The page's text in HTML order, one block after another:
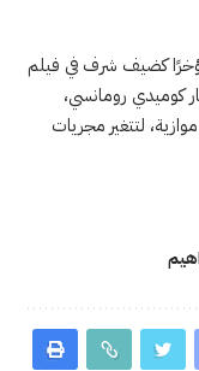
كضيف شرف في فيلم
كوميدي رومانسي،
لتتغير مجريات